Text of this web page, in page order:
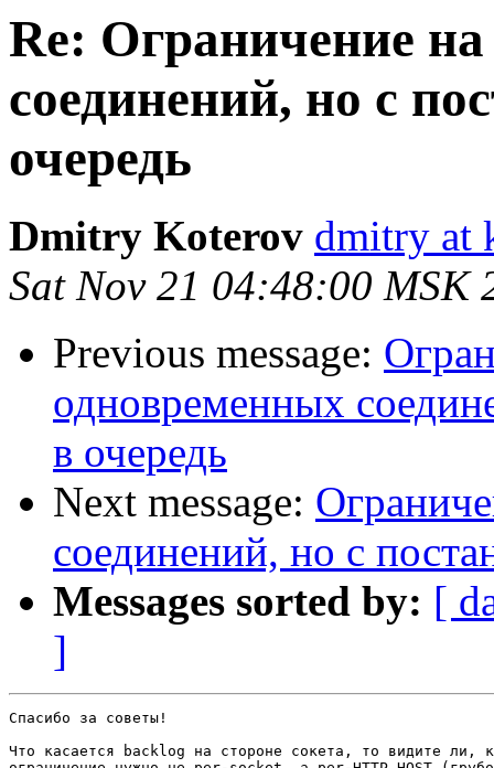
Re: Ограничение
соединений, но с
очередь
Dmitry Koterov dmitry at
Sat Nov 21 04:48:00 MSK
Previous message:
одновременных
в очередь
Next message:
соединений, но с
Messages sorted by: [
]
Спасибо за советы!
Что касается backlog на стороне сокета, то видите ли,